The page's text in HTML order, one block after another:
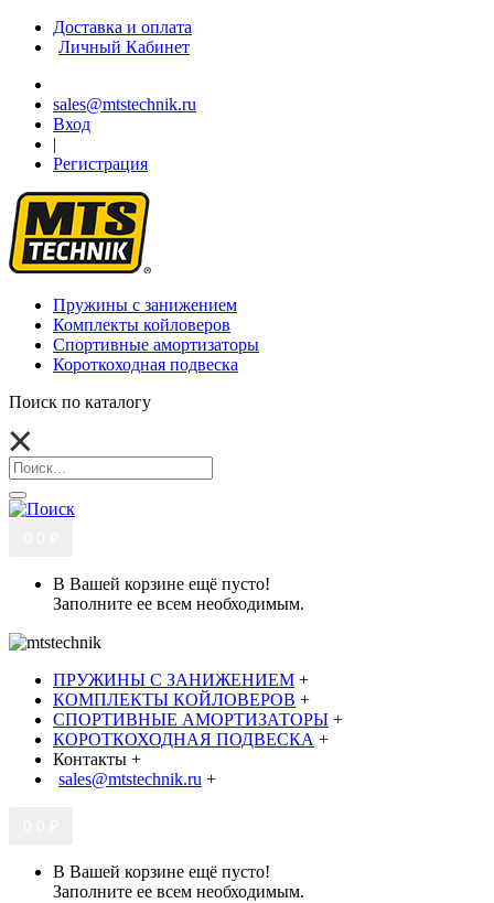
Доставка и оплата
Личный Кабинет
sales@mtstechnik.ru
Вход
|
Регистрация
Пружины с занижением
Комплекты койловеров
Спортивные амортизаторы
Короткоходная подвеска
Поиск по каталогу
В Вашей корзине ещё пусто!
Заполните ее всем необходимым.
ПРУЖИНЫ С ЗАНИЖЕНИЕМ +
КОМПЛЕКТЫ КОЙЛОВЕРОВ +
СПОРТИВНЫЕ АМОРТИЗАТОРЫ +
КОРОТКОХОДНАЯ ПОДВЕСКА +
Контакты +
sales@mtstechnik.ru +
В Вашей корзине ещё пусто!
Заполните ее всем необходимым.